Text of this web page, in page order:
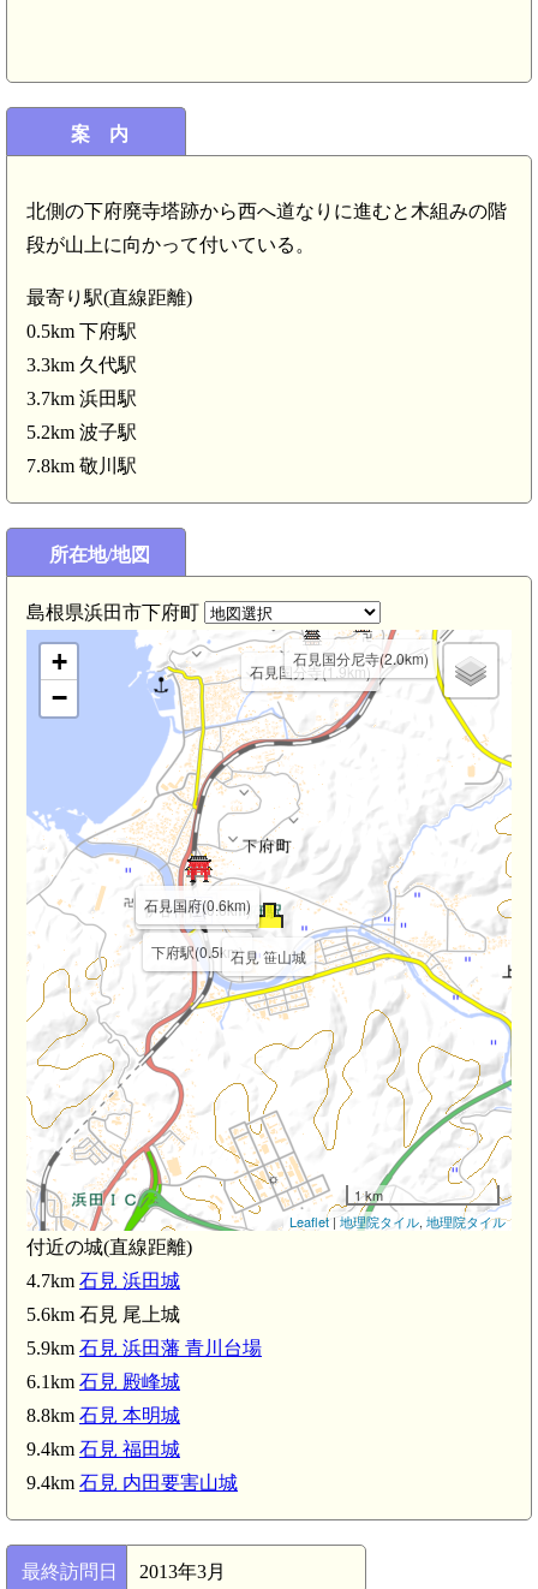
案 内
北側の下府廃寺塔跡から西へ道なりに進むと木組みの階
段が山上に向かって付いている。
最寄り駅(直線距離)
0.5km 下府駅
3.3km 久代駅
3.7km 浜田駅
5.2km 波子駅
7.8km 敬川駅
所在地/地図
島根県浜田市下府町
下府駅(0.5km)
伊甘神社(0.6km)
石見国府(0.6km)
石見国分寺(1.9km)
石見国分尼寺(2.0km)
大祭天石門彦神社(3.8km)
石見 笹山城
+
−
1 km
Leaflet | 地理院タイル, 地理院タイル
付近の城(直線距離)
4.7km 石見 浜田城
5.6km 石見 尾上城
5.9km 石見 浜田藩 青川台場
6.1km 石見 殿峰城
8.8km 石見 本明城
9.4km 石見 福田城
9.4km 石見 内田要害山城
最終訪問日 2013年3月